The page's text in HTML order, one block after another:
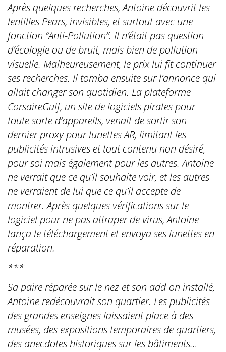
Après quelques recherches, Antoine découvrit les
lentilles Pears, invisibles, et surtout avec une
fonction “Anti-Pollution”. Il n’était pas question
d’écologie ou de bruit, mais bien de pollution
visuelle. Malheureusement, le prix lui fit continuer
ses recherches. Il tomba ensuite sur l’annonce qui
allait changer son quotidien. La plateforme
CorsaireGulf, un site de logiciels pirates pour
toute sorte d’appareils, venait de sortir son
dernier proxy pour lunettes AR, limitant les
publicités intrusives et tout contenu non désiré,
pour soi mais également pour les autres. Antoine
ne verrait que ce qu’il souhaite voir, et les autres
ne verraient de lui que ce qu’il accepte de
montrer. Après quelques vérifications sur le
logiciel pour ne pas attraper de virus, Antoine
lança le téléchargement et envoya ses lunettes en
réparation.
***
Sa paire réparée sur le nez et son add-on installé,
Antoine redécouvrait son quartier. Les publicités
des grandes enseignes laissaient place à des
musées, des expositions temporaires de quartiers,
des anecdotes historiques sur les bâtiments…